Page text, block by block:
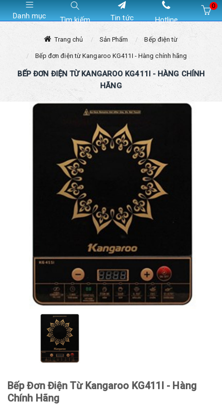
Danh mục Tìm kiếm Tin tức Hotline
0
Trang chủ Sản Phẩm Bếp điện từ
Bếp đơn điện từ Kangaroo KG411I - Hàng chính hãng
BẾP ĐƠN ĐIỆN TỪ KANGAROO KG411I - HÀNG CHÍNH
HÃNG
Bếp Đơn Điện Từ Kangaroo KG411I - Hàng
Chính Hãng